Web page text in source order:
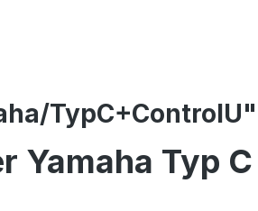
TypC+ControlU"
Yamaha Typ C